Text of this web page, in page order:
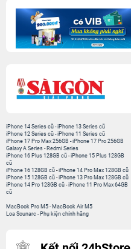
iPhone 14 Series cũ -iPhone 13 Series cũ
iPhone 12 Series cũ -iPhone 11 Series cũ
iPhone 17 Pro Max 256GB -iPhone 17 Pro 256GB
Galaxy A Series - Redmi Series
iPhone 16 Plus 128GB cũ -iPhone 15 Plus 128GB
cũ
iPhone 16 128GB cũ -iPhone 14 Pro Max 128GB cũ
iPhone 15 128GB cũ -iPhone 13 Pro Max 128GB cũ
iPhone 14 Pro 128GB cũ -iPhone 11 Pro Max 64GB
cũ
MacBook Pro M5 - MacBook Air M5
Loa Sounarc - Phụ kiện chính hãng